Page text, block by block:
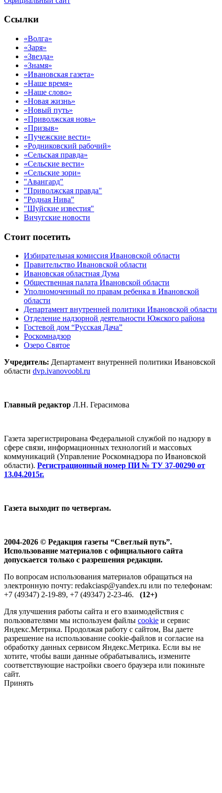
Ссылки
«Волга»
«Заря»
«Звезда»
«Знамя»
«Ивановская газета»
«Наше время»
«Наше слово»
«Новая жизнь»
«Новый путь»
«Приволжская новь»
«Призыв»
«Пучежские вести»
«Родниковский рабочий»
«Сельская правда»
«Сельские вести»
«Сельские зори»
"Авангард"
"Приволжская правда"
"Родная Нива"
"Шуйские известия"
Вичугские новости
Стоит посетить
Избирательная комиссия Ивановской области
Правительство Ивановской области
Ивановская областная Дума
Общественная палата Ивановской области
Уполномоченный по правам ребенка в Ивановской
области
Департамент внутренней политики Ивановской области
Отделение надзорной деятельности Южского района
Гостевой дом “Русская Дача”
Роскомнадзор
Озеро Святое
Учредитель: Департамент внутренней политики Ивановской
области dvp.ivanovoobl.ru
Главный редактор Л.Н. Герасимова
Газета зарегистрирована Федеральной службой по надзору в
сфере связи, информационных технологий и массовых
коммуникаций (Управление Роскомнадзора по Ивановской
области). Регистрационный номер ПИ № ТУ 37-00290 от
13.04.2015г.
Газета выходит по четвергам.
2004-2026 © Редакция газеты “Светлый путь”.
Использование материалов с официального сайта
допускается только с разрешения редакции.
По вопросам использования материалов обращаться на
электронную почту: redakciasp@yandex.ru или по телефонам:
+7 (49347) 2-19-89, +7 (49347) 2-23-46. (12+)
Для улучшения работы сайта и его взаимодействия с
пользователями мы используем файлы cookie и сервис
Яндекс.Метрика. Продолжая работу с сайтом, Вы даете
разрешение на использование cookie-файлов и согласие на
обработку данных сервисом Яндекс.Метрика. Если вы не
хотите, чтобы ваши данные обрабатывались, измените
соответствующие настройки своего браузера или покиньте
сайт.
Принять